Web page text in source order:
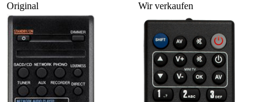
Original
Wir verkaufen